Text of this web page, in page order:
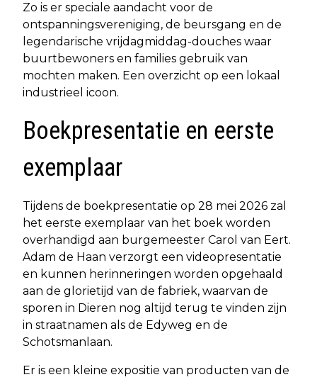
Zo is er speciale aandacht voor de
ontspanningsvereniging, de beursgang en de
legendarische vrijdagmiddag-douches waar
buurtbewoners en families gebruik van
mochten maken. Een overzicht op een lokaal
industrieel icoon.
Boekpresentatie en eerste
exemplaar
Tijdens de boekpresentatie op 28 mei 2026 zal
het eerste exemplaar van het boek worden
overhandigd aan burgemeester Carol van Eert.
Adam de Haan verzorgt een videopresentatie
en kunnen herinneringen worden opgehaald
aan de glorietijd van de fabriek, waarvan de
sporen in Dieren nog altijd terug te vinden zijn
in straatnamen als de Edyweg en de
Schotsmanlaan.
Er is een kleine expositie van producten van de